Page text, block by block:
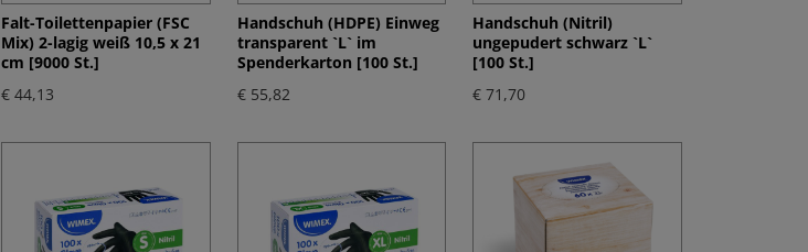
Falt-Toilettenpapier (FSC
Mix) 2-lagig weiß 10,5 x 21
cm [9000 St.]
€ 44,13
Handschuh (HDPE) Einweg
transparent `L` im
Spenderkarton [100 St.]
€ 55,82
Handschuh (Nitril)
ungepudert schwarz `L`
[100 St.]
€ 71,70